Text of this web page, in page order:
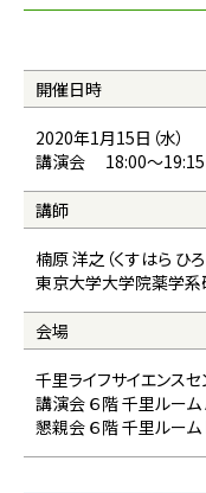
開催日時
2020年1月15日（水）
講演会 18:00〜19:15
講師
楠原 洋之（くすはら ひろ
東京大学大学院薬学
会場
千里ライフサイエンス
講演会 ６階 千里ルーム A
懇親会 ６階 千里ルーム B